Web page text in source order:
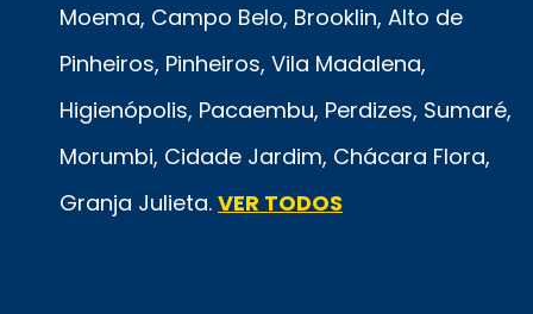
Moema, Campo Belo, Brooklin, Alto de
Pinheiros, Pinheiros, Vila Madalena,
Higienópolis, Pacaembu, Perdizes, Sumaré,
Morumbi, Cidade Jardim, Chácara Flora,
Granja Julieta. VER TODOS